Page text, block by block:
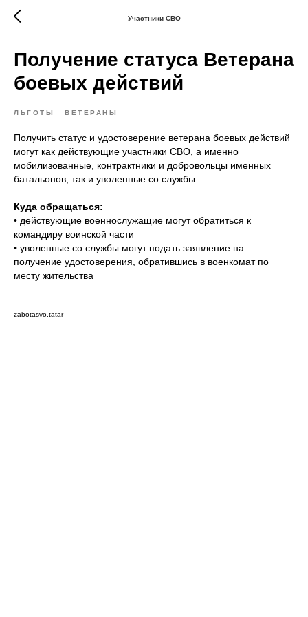
Участники СВО
Получение статуса Ветерана
боевых действий
ЛЬГОТЫ ВЕТЕРАНЫ
Получить статус и удостоверение ветерана боевых действий
могут как действующие участники СВО, а именно
мобилизованные, контрактники и добровольцы именных
батальонов, так и уволенные со службы.
Куда обращаться:
• действующие военнослужащие могут обратиться к
командиру воинской части
• уволенные со службы могут подать заявление на
получение удостоверения, обратившись в военкомат по
месту жительства
zabotasvo.tatar